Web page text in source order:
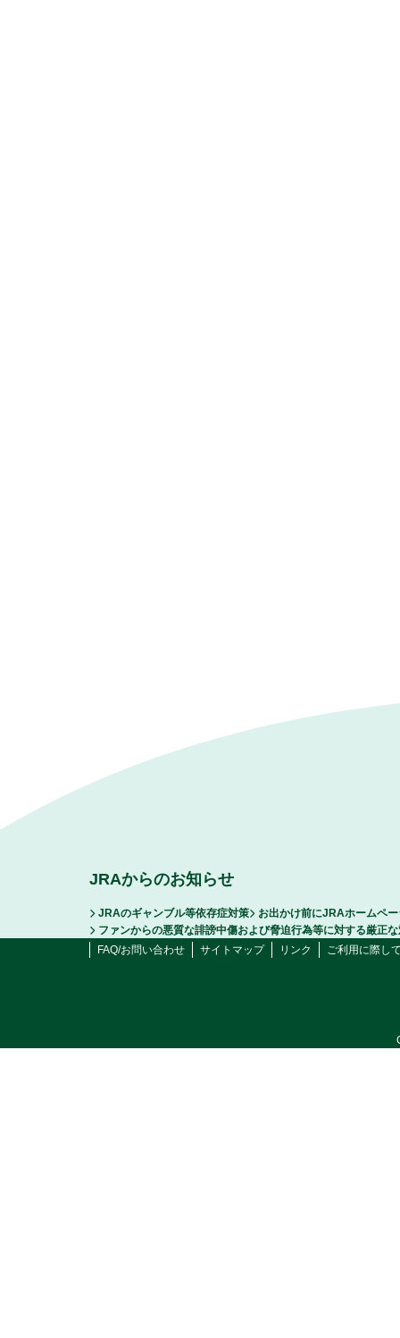
JRAからのお知らせ
JRAのギャンブル等依存症対策
お出かけ前にJRAホームペ
ファンからの悪質な誹謗中傷および脅迫行為等に対する厳正
FAQ/お問い合わせ
サイトマップ リンク ご利用に際し